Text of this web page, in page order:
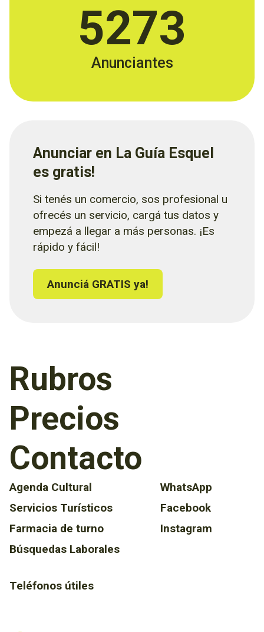
5273
Anunciantes
Anunciar en La Guía Esquel
es gratis!
Si tenés un comercio, sos profesional u
ofrecés un servicio, cargá tus datos y
empezá a llegar a más personas. ¡Es
rápido y fácil!
Anunciá GRATIS ya!
Rubros
Precios
Contacto
Agenda Cultural
Servicios Turísticos
Farmacia de turno
Búsquedas Laborales
Teléfonos útiles
WhatsApp
Facebook
Instagram